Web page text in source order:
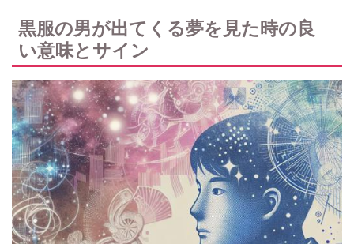
黒服の男が出てくる夢を見た時の良
い意味とサイン